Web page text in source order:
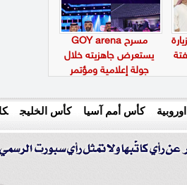
مسرح GOY arena
يستعرض جاهزيته خلال
جولة إعلامية ومؤتمر
كأس أمم آسيا كأس الخليج